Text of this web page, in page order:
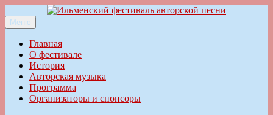
к
содержимому
Ильменский фестиваль авторской песни
Меню
Главная
О фестивале
История
Авторская музыка
Программа
Организаторы и спонсоры